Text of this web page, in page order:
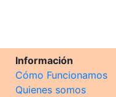
Información
Cómo Funcionamos
Quienes somos